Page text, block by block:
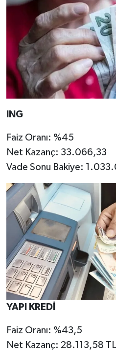
ING
Faiz Oranı: %45
Net Kazanç: 33.066,33
Vade Sonu Bakiye:
YAPI KREDİ
Faiz Oranı: %43,5
Net Kazanç: 28.113,58 TL